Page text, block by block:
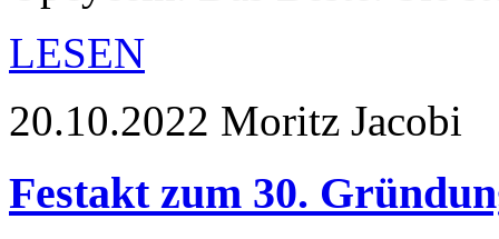
LESEN
20.10.2022 Moritz Jacobi
Festakt zum 30.